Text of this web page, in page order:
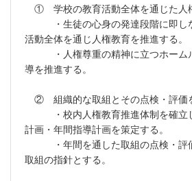
① 学校の教育活動全体を通じた人
・生徒の心身の発達段階に即し
活動全体を通じ人権教育を推進する。
・人権尊重の精神に立つホーム
導を推進する。
② 組織的な取組とその点検・評価
・校内人権教育推進体制を確立
計画・年間指導計画を策定する。
・年間を通した取組の点検・評
取組の指針とする。